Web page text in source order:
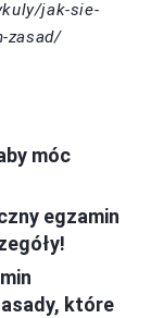
jak-sie-
zasad/
móc
egzamin
które